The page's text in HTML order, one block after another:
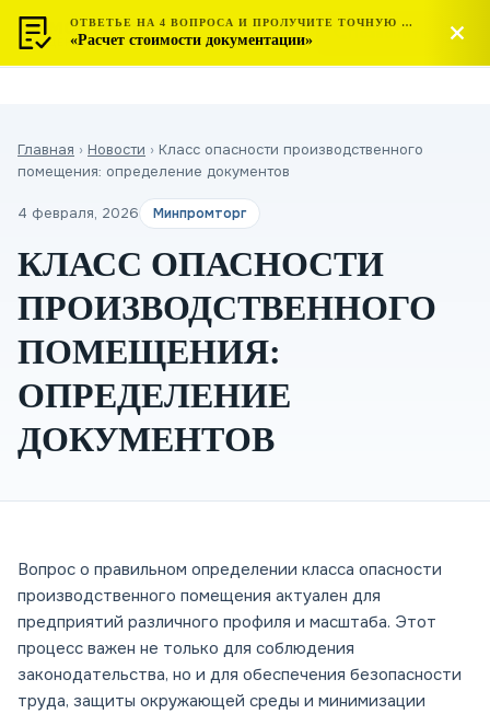
МОСТЕСТ
ЦЕНТР СЕРТИФИКАЦИИ
Главная › Новости › Класс опасности производственного
помещения: определение документов
4 февраля, 2026 Минпромторг
КЛАСС ОПАСНОСТИ
ПРОИЗВОДСТВЕННОГО
ПОМЕЩЕНИЯ:
ОПРЕДЕЛЕНИЕ
ДОКУМЕНТОВ
Вопрос о правильном определении класса опасности
производственного помещения актуален для
предприятий различного профиля и масштаба. Этот
процесс важен не только для соблюдения
законодательства, но и для обеспечения безопасности
труда, защиты окружающей среды и минимизации
ОТВЕТЬЕ НА 4 ВОПРОСА И ПРОЛУЧИТЕ ТОЧНУЮ СТОИМОСТЬ
«Расчет стоимости документации»